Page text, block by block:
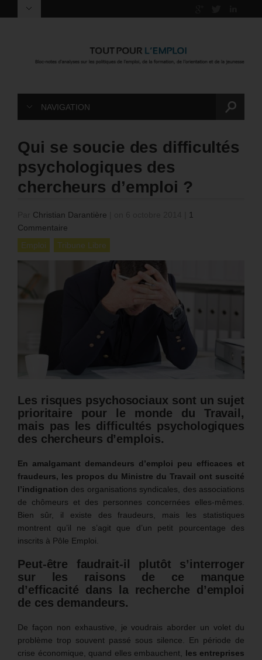
NAVIGATION
Qui se soucie des difficultés
psychologiques des
chercheurs d’emploi ?
Christian Darantière
1
Commentaire
Emploi
Tribune Libre
Les risques psychosociaux sont un sujet
prioritaire pour le monde du Travail,
mais pas les difficultés psychologiques
des chercheurs d’emplois.
En amalgamant demandeurs d’emploi peu efficaces et
fraudeurs, les propos du Ministre du Travail ont suscité
l’indignation des organisations syndicales, des associations
de chômeurs et des personnes concernées elles-mêmes.
Bien sûr, il existe des fraudeurs, mais les statistiques
montrent qu’il ne s’agit que d’un petit pourcentage des
inscrits à Pôle Emploi.
Peut-être faudrait-il plutôt s’interroger
sur les raisons de ce manque
d’efficacité dans la recherche d’emploi
de ces demandeurs.
De façon non exhaustive, je voudrais aborder un volet du
problème trop souvent passé sous silence. En période de
crise économique, quand elles embauchent, les entreprises